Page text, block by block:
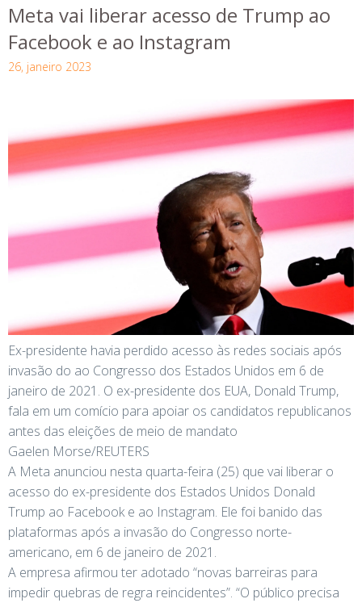
Meta vai liberar acesso de Trump ao
Facebook e ao Instagram
26, janeiro 2023
Ex-presidente havia perdido acesso às redes sociais após
invasão do ao Congresso dos Estados Unidos em 6 de
janeiro de 2021. O ex-presidente dos EUA, Donald Trump,
fala em um comício para apoiar os candidatos republicanos
antes das eleições de meio de mandato
Gaelen Morse/REUTERS
A Meta anunciou nesta quarta-feira (25) que vai liberar o
acesso do ex-presidente dos Estados Unidos Donald
Trump ao Facebook e ao Instagram. Ele foi banido das
plataformas após a invasão do Congresso norte-
americano, em 6 de janeiro de 2021.
A empresa afirmou ter adotado “novas barreiras para
impedir quebras de regra reincidentes”. “O público precisa